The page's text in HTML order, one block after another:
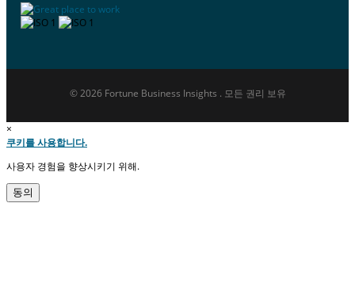
© 2026 Fortune Business Insights . 모든 권리 보유
×
쿠키를 사용합니다.
사용자 경험을 향상시키기 위해.
동의